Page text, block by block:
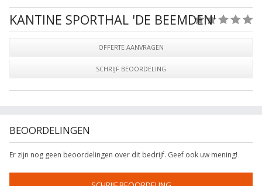
KANTINE SPORTHAL 'DE BEEMDEN'
OFFERTE AANVRAGEN
SCHRIJF BEOORDELING
BEOORDELINGEN
Er zijn nog geen beoordelingen over dit bedrijf. Geef ook uw mening!